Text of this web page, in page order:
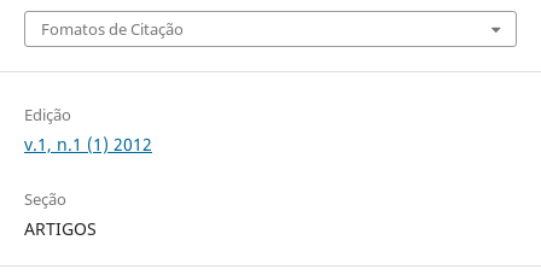
Fomatos de Citação
Edição
v.1, n.1 (1) 2012
Seção
ARTIGOS